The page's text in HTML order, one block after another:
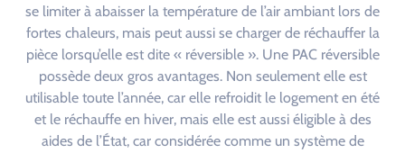
se limiter à abaisser la température de l’air ambiant lors de
fortes chaleurs, mais peut aussi se charger de réchauffer la
pièce lorsqu’elle est dite « réversible ». Une PAC réversible
possède deux gros avantages. Non seulement elle est
utilisable toute l’année, car elle refroidit le logement en été
et le réchauffe en hiver, mais elle est aussi éligible à des
aides de l’État, car considérée comme un système de